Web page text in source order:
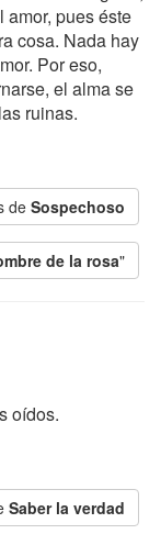
amor, pues éste
cosa. Nada hay
Por eso,
el alma se
ruinas.
de Sospechoso
de la rosa"
oídos.
Saber la verdad